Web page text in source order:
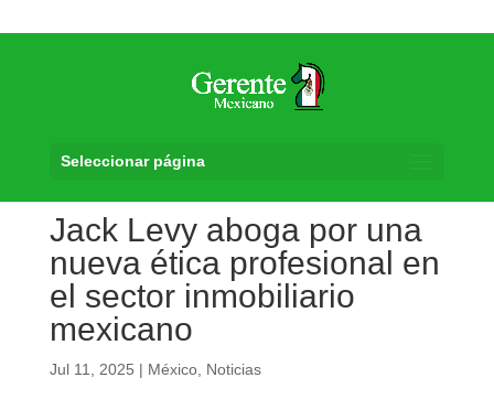
Seleccionar página
Jack Levy aboga por una
nueva ética profesional en
el sector inmobiliario
mexicano
Jul 11, 2025 | México, Noticias